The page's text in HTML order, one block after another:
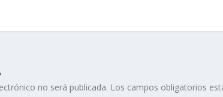
no será publicada. Los campos obligatorios